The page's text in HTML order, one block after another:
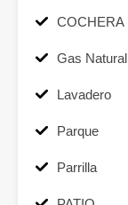
COCHERA
Gas Natural
Lavadero
Parque
Parrilla